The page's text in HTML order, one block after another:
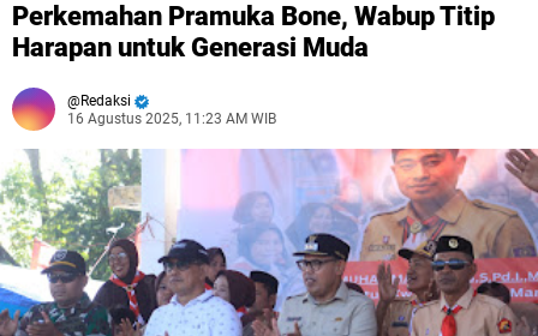
Perkemahan Pramuka Bone, Wabup Titip
Harapan untuk Generasi Muda
Redaksi
16 Agustus 2025, 11:23 AM WIB